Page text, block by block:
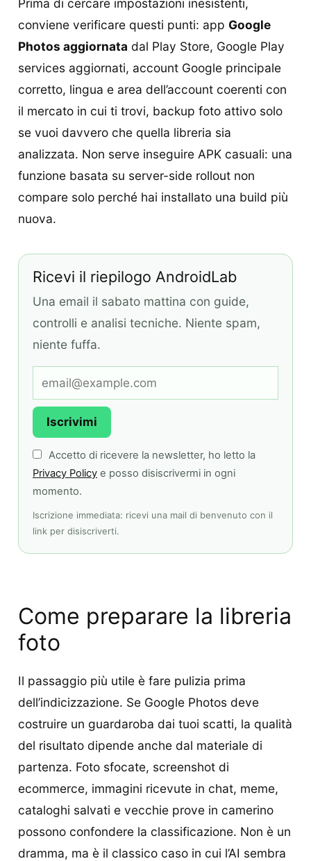
Prima di cercare impostazioni inesistenti,
conviene verificare questi punti: app Google
Photos aggiornata dal Play Store, Google Play
services aggiornati, account Google principale
corretto, lingua e area dell’account coerenti con
il mercato in cui ti trovi, backup foto attivo solo
se vuoi davvero che quella libreria sia
analizzata. Non serve inseguire APK casuali: una
funzione basata su server-side rollout non
compare solo perché hai installato una build più
nuova.
Ricevi il riepilogo AndroidLab
Una email il sabato mattina con guide,
controlli e analisi tecniche. Niente spam,
niente fuffa.
Iscrivimi
Accetto di ricevere la newsletter, ho letto la
Privacy Policy e posso disiscrivermi in ogni
momento.
Iscrizione immediata: ricevi una mail di benvenuto con il
link per disiscriverti.
Come preparare la libreria
foto
Il passaggio più utile è fare pulizia prima
dell’indicizzazione. Se Google Photos deve
costruire un guardaroba dai tuoi scatti, la qualità
del risultato dipende anche dal materiale di
partenza. Foto sfocate, screenshot di
ecommerce, immagini ricevute in chat, meme,
cataloghi salvati e vecchie prove in camerino
possono confondere la classificazione. Non è un
dramma, ma è il classico caso in cui l’AI sembra